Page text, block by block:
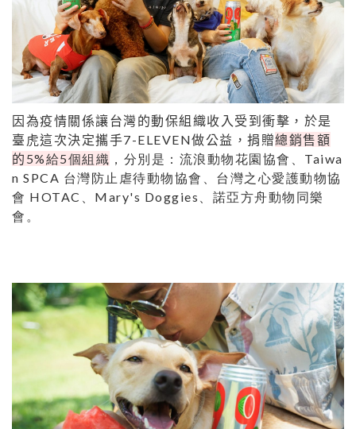
因為疫情關係讓台灣的動保組織收入受到衝擊，於是
臺虎這次決定攜手7-ELEVEN做公益，捐贈總銷售額
的 5%給5個組織 ，分別是：流浪動物花園協會、 Taiwa
n SPCA 台灣防止虐待動物協會、台灣之心愛護動物協
會 HOTAC Mary's Doggies
、諾亞方舟動物同樂
會。